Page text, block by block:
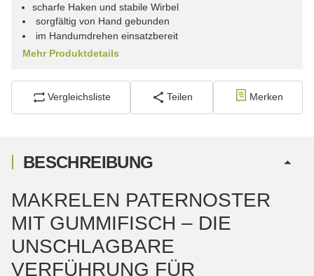
scharfe Haken und stabile Wirbel
sorgfältig von Hand gebunden
im Handumdrehen einsatzbereit
Mehr Produktdetails
Vergleichsliste Teilen Merken
BESCHREIBUNG
MAKRELEN PATERNOSTER
MIT GUMMIFISCH – DIE
UNSCHLAGBARE
VERFÜHRUNG FÜR